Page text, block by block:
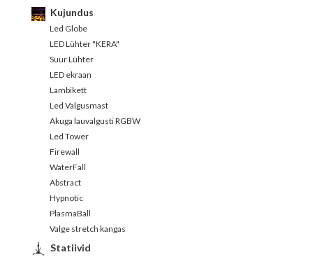
Kujundus
Led Globe
LED Lühter "KERA"
Suur Lühter
LED ekraan
Lambikett
Led Valgusmast
Akuga lauvalgusti RGBW
Led Tower
Firewall
WaterFall
Abstract
Hypnotic
PlasmaBall
Valge stretch kangas
Statiivid